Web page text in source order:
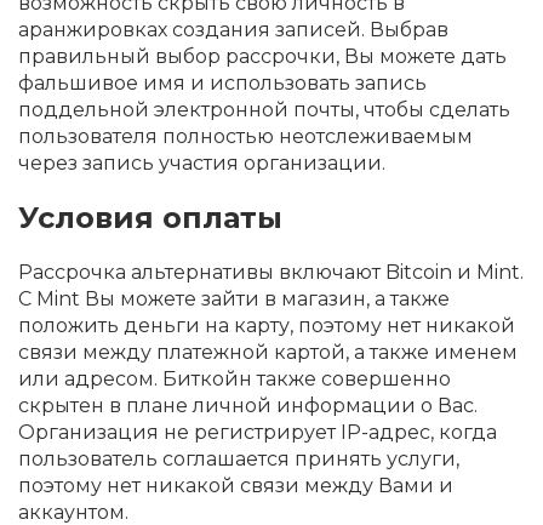
аранжировках создания записей. Выбрав
правильный выбор рассрочки, Вы можете дать
фальшивое имя и использовать запись
поддельной электронной почты, чтобы сделать
пользователя полностью неотслеживаемым
через запись участия организации.
Условия оплаты
Рассрочка альтернативы включают Bitcoin и Mint.
С Mint Вы можете зайти в магазин, а также
положить деньги на карту, поэтому нет никакой
связи между платежной картой, а также именем
или адресом. Биткойн также совершенно
скрытен в плане личной информации о Вас.
Организация не регистрирует IP-адрес, когда
пользователь соглашается принять услуги,
поэтому нет никакой связи между Вами и
аккаунтом.